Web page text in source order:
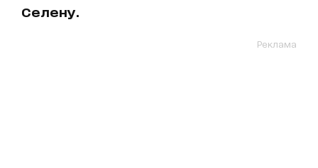
Селену.
Реклама